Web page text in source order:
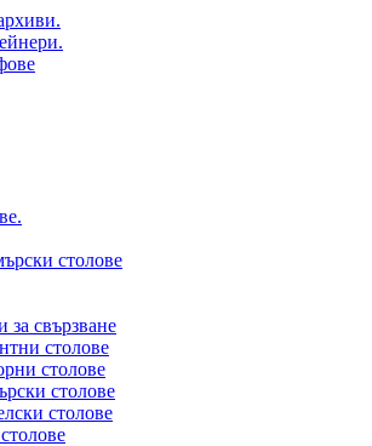
столове
за свързване
столове
столове
столове
столове